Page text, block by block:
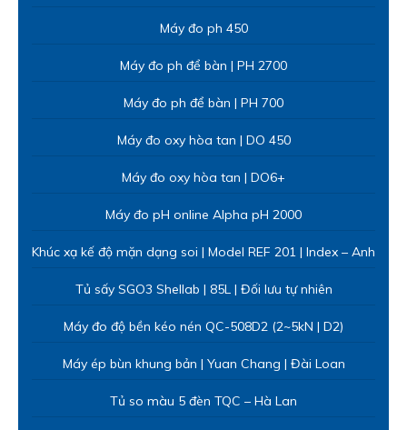
Máy đo ph 450
Máy đo ph để bàn | PH 2700
Máy đo ph để bàn | PH 700
Máy đo oxy hòa tan | DO 450
Máy đo oxy hòa tan | DO6+
Máy đo pH online Alpha pH 2000
Khúc xạ kế độ mặn dạng soi | Model REF 201 | Index – Anh
Tủ sấy SGO3 Shellab | 85L | Đối lưu tự nhiên
Máy đo độ bền kéo nén QC-508D2 (2~5kN | D2)
Máy ép bùn khung bản | Yuan Chang | Đài Loan
Tủ so màu 5 đèn TQC – Hà Lan